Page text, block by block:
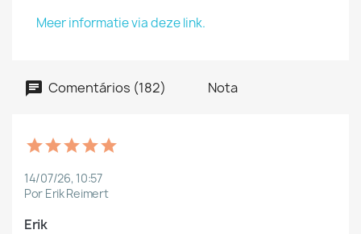
Meer informatie via deze link.
Comentários (182) Nota
14/07/26, 10:57
Por Erik Reimert
Erik